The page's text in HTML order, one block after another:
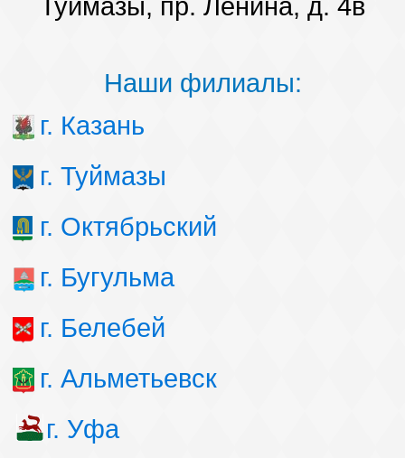
Туймазы, пр. Ленина, д. 4в
Наши филиалы:
г. Казань
г. Туймазы
г. Октябрьский
г. Бугульма
г. Белебей
г. Альметьевск
г. Уфа